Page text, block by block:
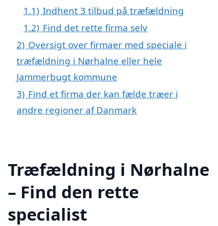
1.1) Indhent 3 tilbud på træfældning
1.2) Find det rette firma selv
2) Oversigt over firmaer med speciale i
træfældning i Nørhalne eller hele
Jammerbugt kommune
3) Find et firma der kan fælde træer i
andre regioner af Danmark
Træfældning i Nørhalne
– Find den rette
specialist